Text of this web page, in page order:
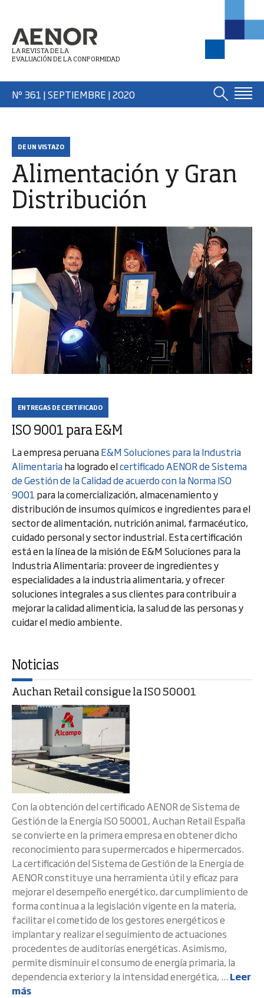
LA REVISTA DE LA
EVALUACIÓN DE LA CONFORMIDAD
Nº 361 | SEPTIEMBRE | 2020
DE UN VISTAZO
Alimentación y Gran
Distribución
ENTREGAS DE CERTIFICADO
ISO 9001 para E&M
La empresa peruanaE&M Soluciones para la Industria
Alimentariaha logrado elcertificado AENOR de Sistema
de Gestión de la Calidad de acuerdo con la Norma ISO
9001 para la comercialización, almacenamiento y
distribución de insumos químicos e ingredientes para el
sector de alimentación, nutrición animal, farmacéutico,
cuidado personal y sector industrial. Esta certificación
está en la línea de la misión de E&M Soluciones para la
Industria Alimentaria: proveer de ingredientes y
especialidades a la industria alimentaria, y ofrecer
soluciones integrales a sus clientes para contribuir a
mejorar la calidad alimenticia, la salud de las personas y
cuidar el medio ambiente.
Noticias
Auchan Retail consigue la ISO 50001
Con la obtención del certificado AENOR de Sistema de
Gestión de la Energía ISO 50001, Auchan Retail España
se convierte en la primera empresa en obtener dicho
reconocimiento para supermercados e hipermercados.
La certificación del Sistema de Gestión de la Energía de
AENOR constituye una herramienta útil y eficaz para
mejorar el desempeño energético, dar cumplimiento de
forma continua a la legislación vigente en la materia,
facilitar el cometido de los gestores energéticos e
implantar y realizar el seguimiento de actuaciones
procedentes de auditorías energéticas. Asimismo,
permite disminuir el consumo de energía primaria, la
dependencia exterior y la intensidad energética, ... Leer
más